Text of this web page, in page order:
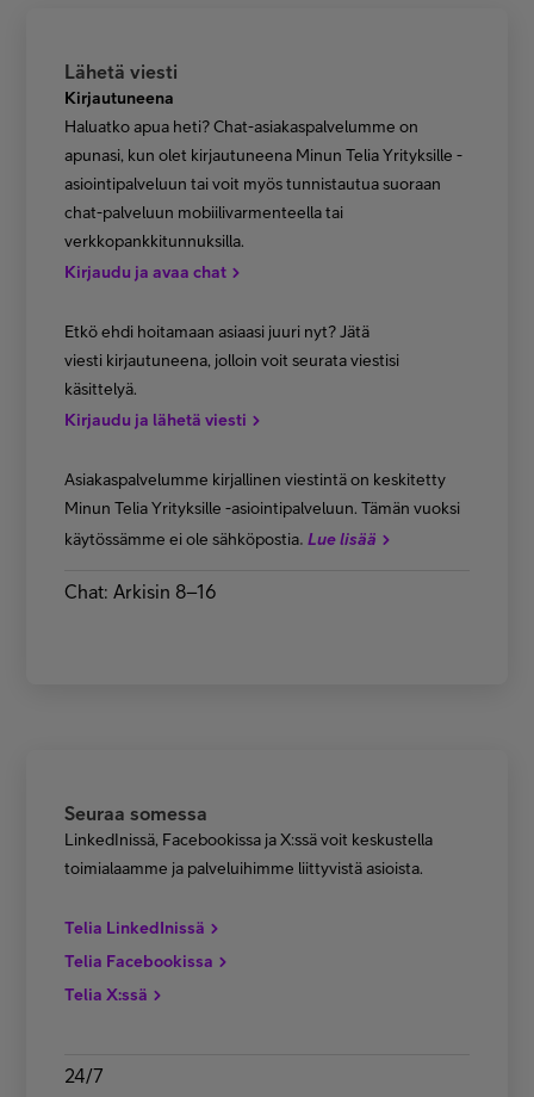
Lähetä viesti
Kirjautuneena
Haluatko apua heti? Chat-asiakaspalvelumme on
apunasi, kun olet kirjautuneena Minun Telia Yrityksille -
asiointipalveluun tai voit myös tunnistautua suoraan
chat-palveluun mobiilivarmenteella tai
verkkopankkitunnuksilla.
Kirjaudu ja avaa chat
Etkö ehdi hoitamaan asiaasi juuri nyt? Jätä
viesti kirjautuneena, jolloin voit seurata viestisi
käsittelyä.
Kirjaudu ja lähetä viesti
Asiakaspalvelumme kirjallinen viestintä on keskitetty
Minun Telia Yrityksille -asiointipalveluun. Tämän vuoksi
käytössämme ei ole sähköpostia. Lue lisää
Chat: Arkisin 8–16
Seuraa somessa
LinkedInissä, Facebookissa ja X:ssä voit keskustella
toimialaamme ja palveluihimme liittyvistä asioista.
Telia LinkedInissä
Telia Facebookissa
Telia X:ssä
24/7